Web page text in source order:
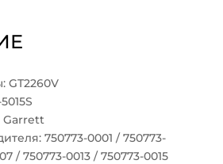
GT2260V
Garrett
750773-0001 / 750773-
/ 750773-0013 / 750773-0015